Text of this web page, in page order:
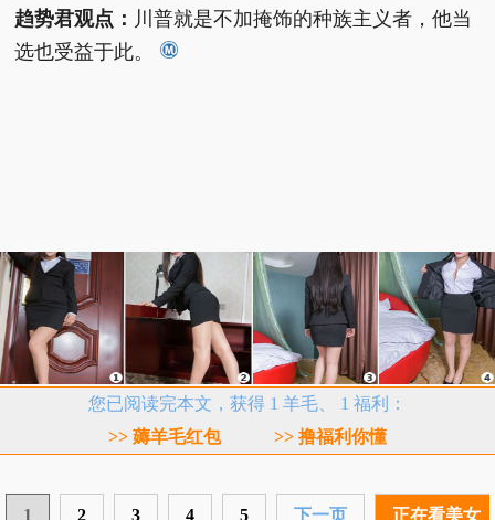
趋势君观点： 川普就是不加掩饰的种族主义者，他当
选也受益于此。
您已阅读完本文，获得 1 羊毛、 1 福利：
>> 薅羊毛红包
>> 撸福利你懂
1 2 3 4 5 下一页 正在看美女